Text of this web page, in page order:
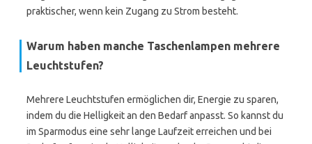
praktischer, wenn kein Zugang zu Strom besteht.
Warum haben manche Taschenlampen mehrere
Leuchtstufen?
Mehrere Leuchtstufen ermöglichen dir, Energie zu sparen,
indem du die Helligkeit an den Bedarf anpasst. So kannst du
im Sparmodus eine sehr lange Laufzeit erreichen und bei